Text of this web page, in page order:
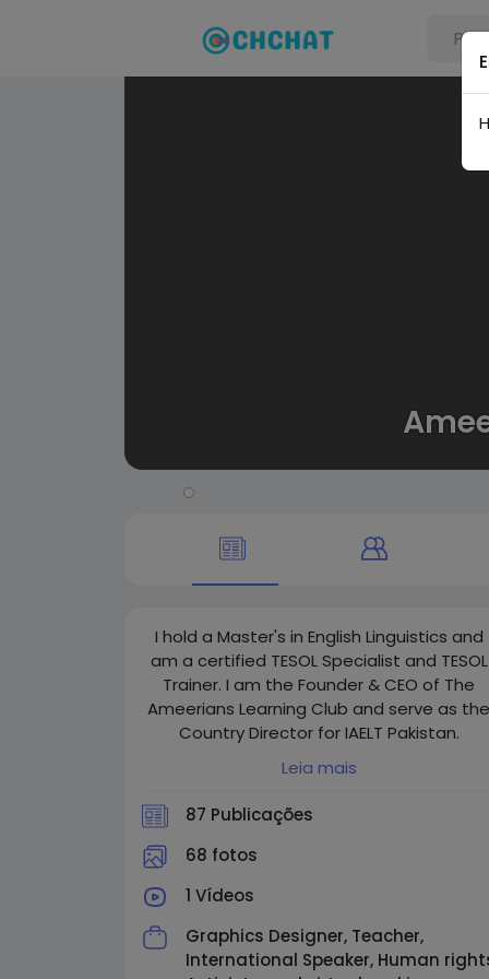
I hold a Master's in English Linguistics and
am a certified TESOL Specialist and TESOL
Trainer. I am the Founder & CEO of The
Ameerians Learning Club and serve as the
Country Director for IAELT Pakistan.
Additionally, I am a Teacher and President
of Fijate Blen! International Language
Academy in Mexico. Previously. I worked as
a Deputy Training Specialist at ISTAR
Pakistan and served as an International
ICLT Mexico from 2021 to 2022. I am a
Lifetime Member of INSTABRIGHT GADGET
PUBLICATION in the Philippines and an
Honorary Member of MEXTESOL in Mexico.
Leia mais
87 Publicações
68 fotos
1 Vídeos
Graphics Designer, Teacher,
International Speaker, Human